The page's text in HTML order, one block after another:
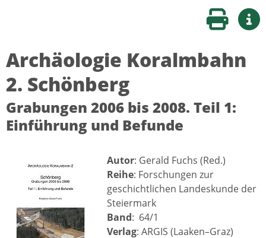
Seite
Archäologie Koralmbahn
2. Schönberg
Grabungen 2006 bis 2008. Teil 1:
Einführung und Befunde
Autor: Gerald Fuchs (Red.)
Reihe: Forschungen zur
geschichtlichen Landeskunde der
Steiermark
Band: 64/1
Verlag: ARGIS (Laaken–Graz)